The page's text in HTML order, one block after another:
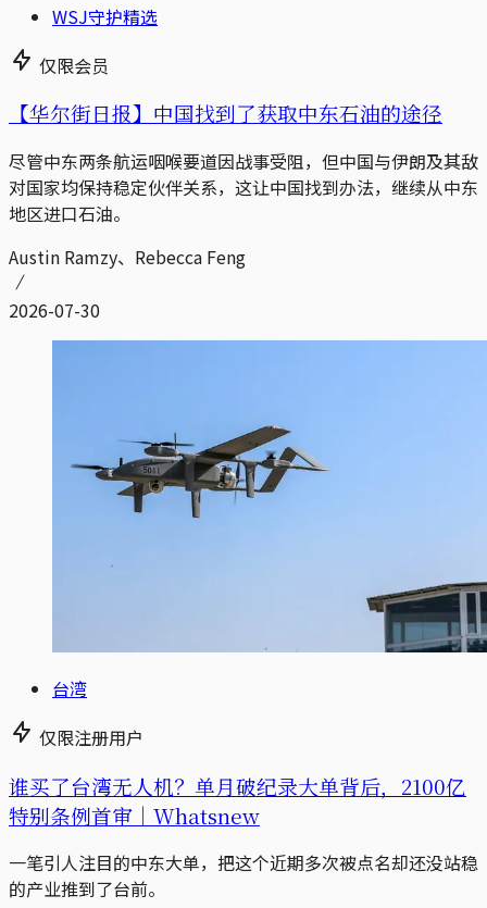
WSJ守护精选
仅限会员
【华尔街日报】中国找到了获取中东石油的途径
尽管中东两条航运咽喉要道因战事受阻，但中国与伊朗及其敌
对国家均保持稳定伙伴关系，这让中国找到办法，继续从中东
地区进口石油。
Austin Ramzy、Rebecca Feng
2026-07-30
台湾
仅限注册用户
谁买了台湾无人机？单月破纪录大单背后，2100亿
特别条例首审｜Whatsnew
一笔引人注目的中东大单，把这个近期多次被点名却还没站稳
的产业推到了台前。